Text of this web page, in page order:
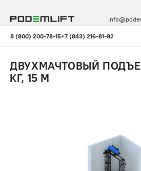
8 (800) 200-78-15+7 (843) 216-81-92
ДВУХМАЧТОВЫЙ
КГ, 15 М